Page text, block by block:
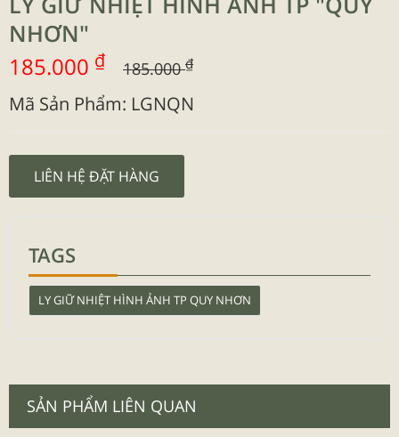
NHƠN"
185.000 ₫ 185.000₫
Mã Sản Phẩm: LGNQN
LIÊN HỆ ĐẶT HÀNG
TAGS
LY GIỮ NHIỆT HÌNH ẢNH TP QUY NHƠN
SẢN PHẨM LIÊN QUAN